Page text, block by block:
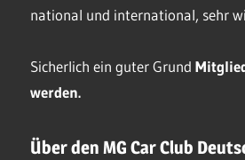
national und international, sehr
Sicherlich ein guter Grund
werden.
Über den MG Car Club